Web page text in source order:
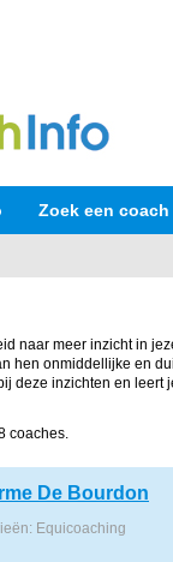
Zoek een coach
naar meer inzicht in
hen onmiddellijke en
deze inzichten en leert
coaches.
De Bourdon
Equicoaching